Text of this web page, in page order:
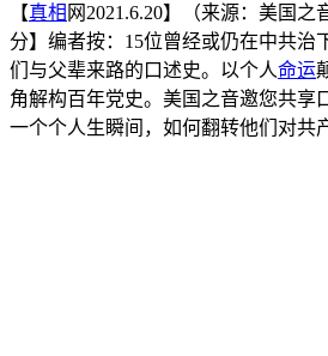
【真相 网2021.6.20】（来源：美国之
分】编者按：15位曾经或仍在中共治
们与父辈来路的口述史。以个人命运
角解构百年党史。美国之音邀您共享
一个个人生瞬间，如何翻转他们对共